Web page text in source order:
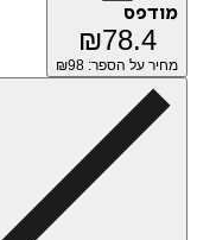
מודפס
₪78.4
מחיר על הספר: ₪ 98